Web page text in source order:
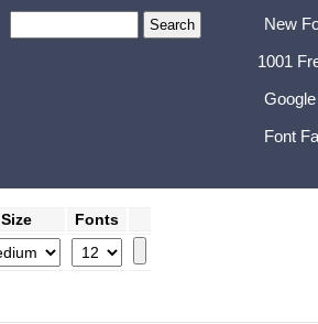
New
1001
Font
Size Fonts